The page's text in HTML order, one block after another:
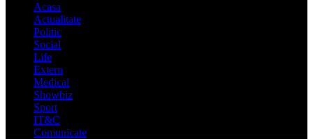
Acasa
Actualitate
Politic
Social
Life
Extern
Medical
Showbiz
Sport
IT&C
Comunicate